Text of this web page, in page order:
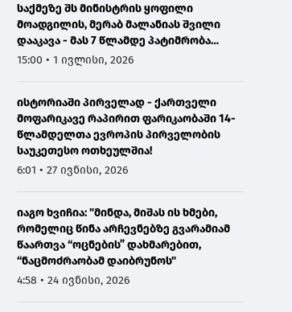
საქმეზე შს მინისტრის ყოფილი
მოადგილის, მერაბ მალანიას შვილი
დააკავა - მას 7 წლამდე პატიმრობა
ემუქრება
15:00 • 1 ივლისი, 2026
ისტორიაში პირველად - ქართველი
მოფარიკავე რაპირით ფარიკაობაში 14-
წლამდელთა ევროპის პირველობის
საუკეთესო ოთხეულშია!
6:01 • 27 ივნისი, 2026
იაგო ხვიჩია: "მინდა, მიშას ის ხმები,
რომელიც წინა არჩევნებზე გვარამიამ
წაართვა “ოცნების” დახმარებით,
“ნაცმოძრაობამ დაიბრუნოს"
4:58 • 24 ივნისი, 2026